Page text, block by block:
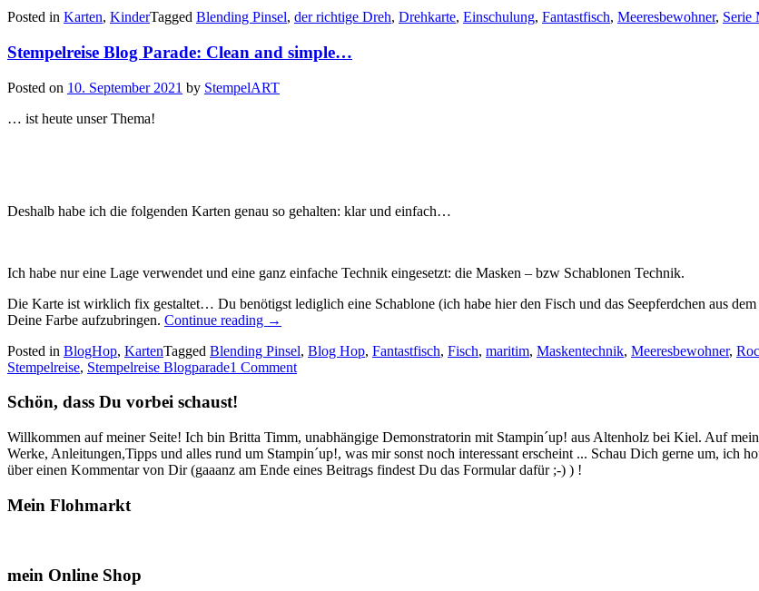
eine
Posted in Karten, KinderTagged Blending Pinsel, der richtige Dreh, Drehkarte, Einschulung, Fantastfisch, Meeresbewohner, Serie
Stempelreise Blog Parade: Clean and simple…
Posted on 10. September 2021 by StempelART
… ist heute unser Thema!
Deshalb habe ich die folgenden Karten genau so gehalten: klar und einfach…
Ich habe nur eine Lage verwendet und eine ganz einfache Technik eingesetzt: die Masken – bzw Schablonen Technik.
Die Karte ist wirklich fix gestaltet… Du benötigst lediglich eine Schablone (ich habe hier den Fisch und das Seepferdchen aus
Deine Farbe aufzubringen. Continue reading „Stempelreise
Parade:
Clean
→
Posted in BlogHop, KartenTagged Blending Pinsel, Blog Hop, Fantastfisch, Fisch, maritim, Maskentechnik, Meeresbewohner,
Stempelreise, Stempelreise Blogparade1 Comment
Schön, dass Du vorbei schaust!
Willkommen auf meiner Seite! Ich bin Britta Timm, unabhängige Demonstratorin mit Stampin´up! aus Altenholz bei Kiel. Auf
Werke, Anleitungen,Tipps und alles rund um Stampin´up!, was mir sonst noch interessant erscheint ... Schau Dich gerne um,
über einen Kommentar von Dir (gaaanz am Ende eines Beitrags findest Du das Formular dafür ;-) ) !
Mein Flohmarkt
mein Online Shop